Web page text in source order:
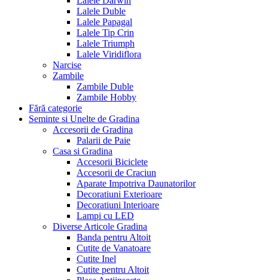
Lalele Duble
Lalele Papagal
Lalele Tip Crin
Lalele Triumph
Lalele Viridiflora
Narcise
Zambile
Zambile Duble
Zambile Hobby
Fără categorie
Seminte si Unelte de Gradina
Accesorii de Gradina
Palarii de Paie
Casa si Gradina
Accesorii Biciclete
Accesorii de Craciun
Aparate Impotriva Daunatorilor
Decoratiuni Exterioare
Decoratiuni Interioare
Lampi cu LED
Diverse Articole Gradina
Banda pentru Altoit
Cutite de Vanatoare
Cutite Inel
Cutite pentru Altoit